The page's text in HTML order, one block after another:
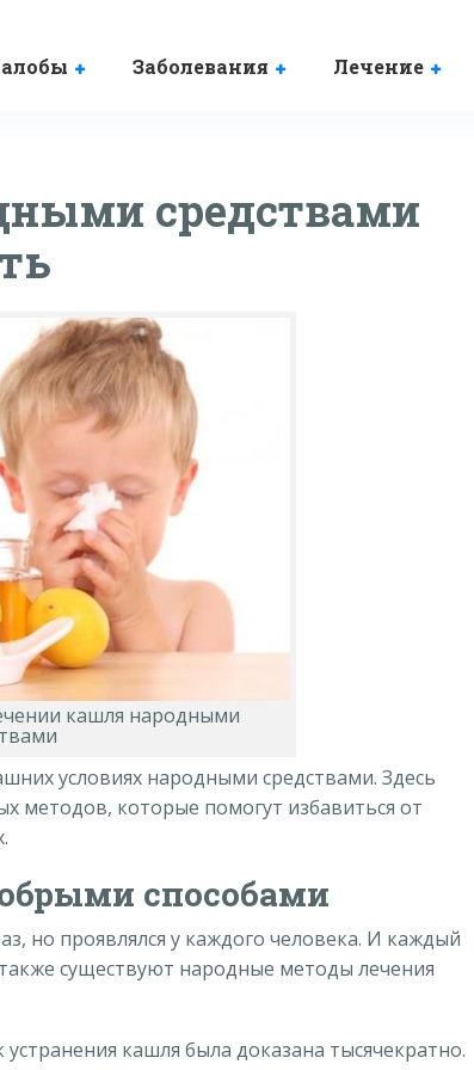
Заболевания Лечение
средствами
кашля народными
условиях народными средствами. Здесь
методов, которые помогут избавиться от
способами
но проявлялся у каждого человека. И каждый
существуют народные методы лечения
кашля была доказана тысячекратно.